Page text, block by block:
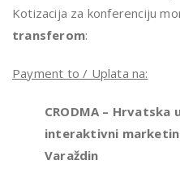
Kotizacija za konferenciju
transferom:
Payment to / Uplata na:
CRODMA –
interaktivni
Varaždin